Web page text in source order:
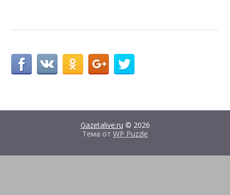
Gazetalive.ru © 2026
Тема от WP Puzzle